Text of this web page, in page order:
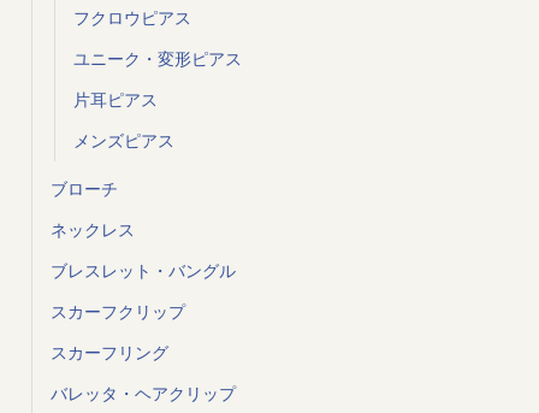
フクロウピアス
ユニーク・変形ピアス
片耳ピアス
メンズピアス
ブローチ
ネックレス
ブレスレット・バングル
スカーフクリップ
スカーフリング
バレッタ・ヘアクリップ